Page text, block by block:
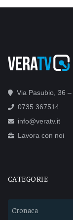
Via Pasubio, 36
0735 367514
info@veratv.it
Lavora con noi
CATEGORIE
Cronaca